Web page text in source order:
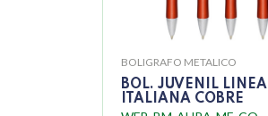
BOLIGRAFO METALICO
BOL. JUVENIL LINEA
ITALIANA COBRE